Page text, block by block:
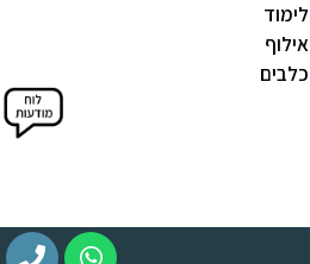
לימוד
אילוף
כלבים